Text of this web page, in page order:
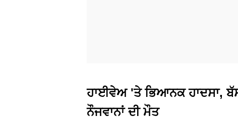
ਹਾਈਵੇਅ 'ਤੇ ਭਿਆਨਕ ਹਾਦਸਾ,
ਨੌਜਵਾਨਾਂ ਦੀ ਮੌਤ